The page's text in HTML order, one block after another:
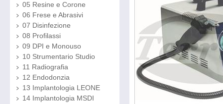
05 Resine e Corone
06 Frese e Abrasivi
07 Disinfezione
08 Profilassi
09 DPI e Monouso
10 Strumentario Studio
11 Radiografia
12 Endodonzia
13 Implantologia LEONE
14 Implantologia MSDI